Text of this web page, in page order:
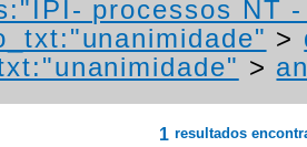
processos NT
>
>
1 resultados